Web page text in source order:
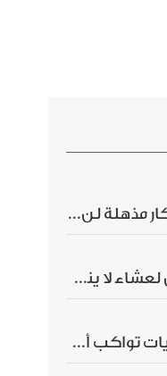
تصاميم مطابخ اسكندنافية بأفكار مذهلة لن ترغبي بتفويتها
أفضل مطاعم مشاوي في عمان لعشاء لا ينسى
تصاميم مطابخ متعددة المستويات تواكب أحدث صيحات الديكور العالمي